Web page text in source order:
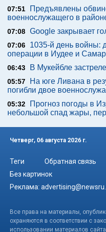
07:51
Предъявлены
военнослужащего в
07:08 Google закрывает
07:06
1035-й день войны:
операции в Иудее и
06:43 В Мукейбле
05:57
На юге Ливана в
погибли двое
05:32
Прогноз погоды в
небольшой спад жары,
Четверг, 06 августа 2026 г.
Теги Обратная связь
Без картинок
Реклама:
Все права на материалы,
охраняются в соответствии с
использовании материалов